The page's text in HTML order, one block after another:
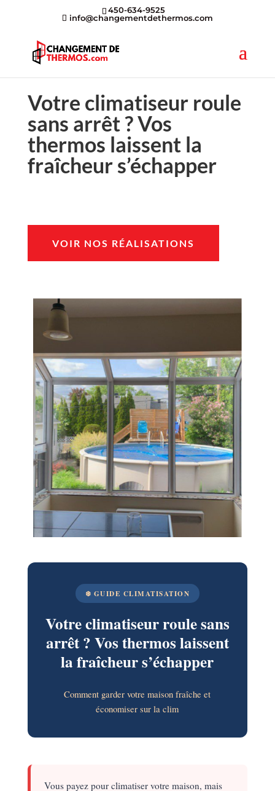
450-634-9525
info@changementdethermos.com
Votre climatiseur roule
sans arrêt ? Vos
thermos laissent la
fraîcheur s’échapper
VOIR NOS RÉALISATIONS
❄️ GUIDE CLIMATISATION
Votre climatiseur roule sans
arrêt ? Vos thermos laissent
la fraîcheur s’échapper
Comment garder votre maison fraîche et
économiser sur la clim
Vous payez pour climatiser votre maison, mais